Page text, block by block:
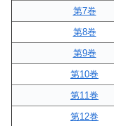
第7巻
第8巻
第9巻
第10巻
第11巻
第12巻